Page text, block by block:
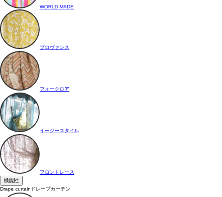
WORLD MADE
プロヴァンス
フォークロア
イージースタイル
フロントレース
機能性
Drape curtain ドレープカーテン